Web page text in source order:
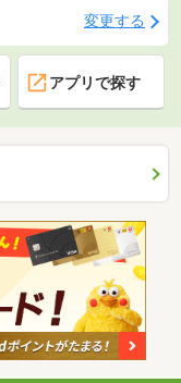
変更する
アプリで探す